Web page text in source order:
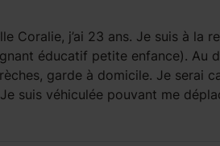
Coralie, j’ai 23 ans. Je suis à la
éducatif petite enfance). Au
garde à domicile. Je serai
suis véhiculée pouvant me